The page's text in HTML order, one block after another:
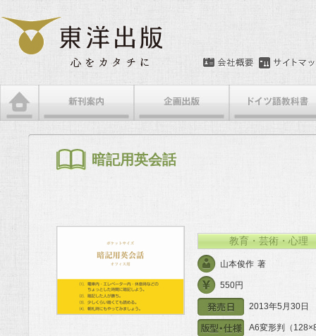
メインメニュー
メインコンテンツへ移動
サブコンテンツへ移動
暗記用英会話
教育・芸術・心理
山本俊作 著
550円
2013年5月30日
A6変形判（